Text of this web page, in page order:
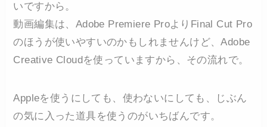
いですから。
動画編集は、Adobe Premiere ProよりFinal Cut Pro
のほうが使いやすいのかもしれませんけど、Adobe
Creative Cloudを使っていますから、その流れで。
Appleを使うにしても、使わないにしても、じぶん
の気に入った道具を使うのがいちばんです。